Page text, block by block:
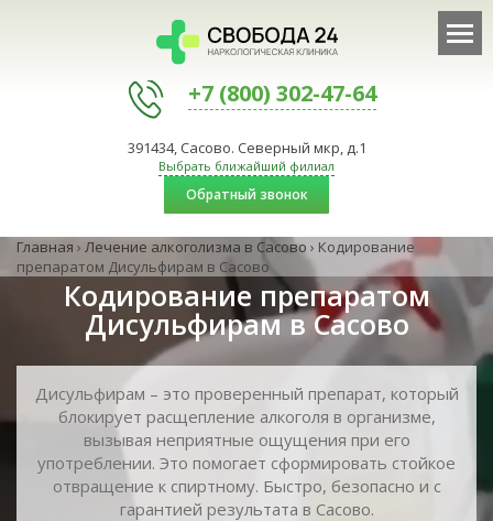
+7 (800) 302-47-64
391434, Сасово. Северный мкр, д.1
Выбрать ближайший филиал
Обратный звонок
Главная › Лечение алкоголизма в Сасово › Кодирование
препаратом Дисульфирам в Сасово
Кодирование препаратом
Дисульфирам в Сасово
Дисульфирам – это проверенный препарат, который
блокирует расщепление алкоголя в организме,
вызывая неприятные ощущения при его
употреблении. Это помогает сформировать стойкое
отвращение к спиртному. Быстро, безопасно и с
гарантией результата в Сасово.